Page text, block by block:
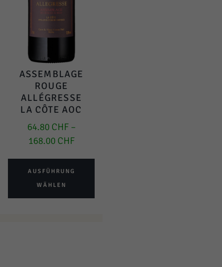
ASSEMBLAGE
ROUGE
ALLÉGRESSE
LA CÔTE AOC
64.80 CHF –
168.00 CHF
AUSFÜHRUNG
WÄHLEN